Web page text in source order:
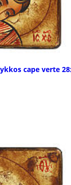
cape verte